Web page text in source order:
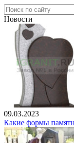
Новости
09.03.2023
Какие формы